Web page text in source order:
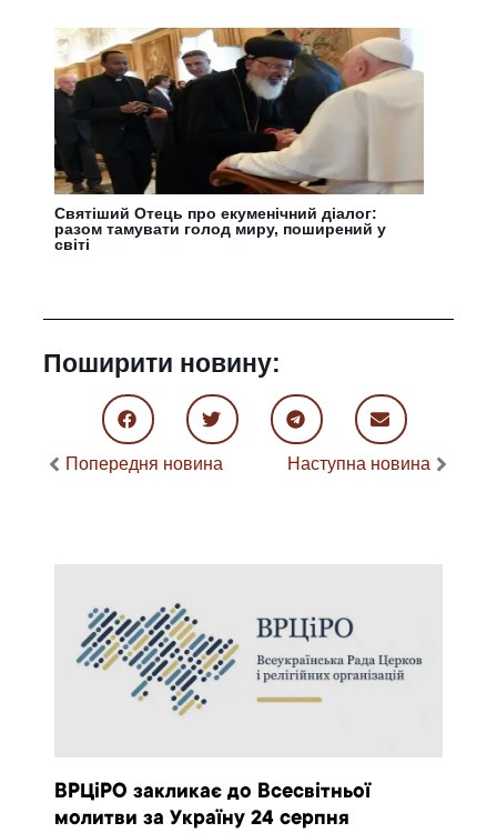
Святіший Отець про екуменічний діалог:
разом тамувати голод миру, поширений у
світі
Поширити новину:
Попередня новина Наступна новина
ВРЦіРО закликає до Всесвітньої
молитви за Україну 24 серпня